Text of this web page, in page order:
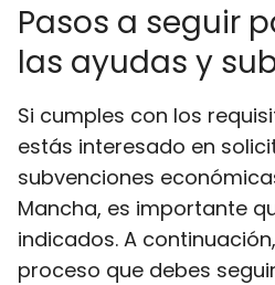
Pasos a seguir
las ayudas y
Si cumples con los
estás interesado en
subvenciones
Mancha, es importante
indicados. A
proceso que debes